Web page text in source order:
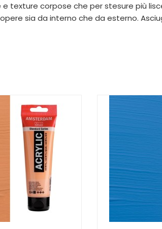
texture corpose che per stesure più
sia da interno che da esterno.